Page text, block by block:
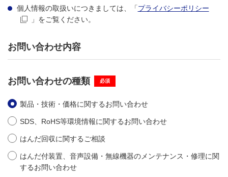
個人情報の取扱いにつきましては、「プライバシーポリシー
」をご覧ください。
お問い合わせ内容
お問い合わせの種類 必須
製品・技術・価格に関するお問い合わせ
SDS、RoHS等環境情報に関するお問い合わせ
はんだ回収に関するご相談
はんだ付装置、音声設備・無線機器のメンテナンス・修理に関
するお問い合わせ